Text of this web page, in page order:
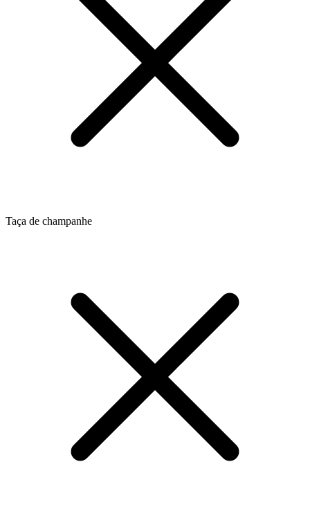
Taça de champanhe